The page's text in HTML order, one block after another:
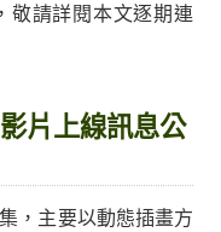
敬請詳閱本文逐期連
片上線訊息公
，主要以動態插畫方